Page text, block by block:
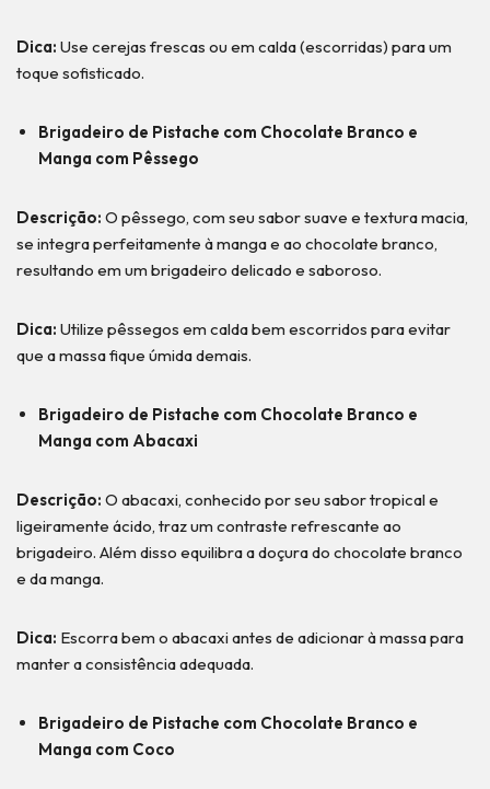
Dica: Use cerejas frescas ou em calda (escorridas) para um
toque sofisticado.
Brigadeiro de Pistache com Chocolate Branco e
Manga com Pêssego
Descrição: O pêssego, com seu sabor suave e textura macia,
se integra perfeitamente à manga e ao chocolate branco,
resultando em um brigadeiro delicado e saboroso.
Dica: Utilize pêssegos em calda bem escorridos para evitar
que a massa fique úmida demais.
Brigadeiro de Pistache com Chocolate Branco e
Manga com Abacaxi
Descrição: O abacaxi, conhecido por seu sabor tropical e
ligeiramente ácido, traz um contraste refrescante ao
brigadeiro. Além disso equilibra a doçura do chocolate branco
e da manga.
Dica: Escorra bem o abacaxi antes de adicionar à massa para
manter a consistência adequada.
Brigadeiro de Pistache com Chocolate Branco e
Manga com Coco